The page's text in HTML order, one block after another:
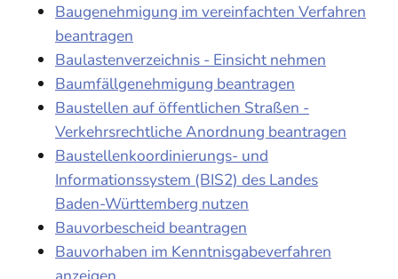
Baugenehmigung im vereinfachten Verfahren
beantragen
Baulastenverzeichnis - Einsicht nehmen
Baumfällgenehmigung beantragen
Baustellen auf öffentlichen Straßen -
Verkehrsrechtliche Anordnung beantragen
Baustellenkoordinierungs- und
Informationssystem (BIS2) des Landes
Baden-Württemberg nutzen
Bauvorbescheid beantragen
Bauvorhaben im Kenntnisgabeverfahren